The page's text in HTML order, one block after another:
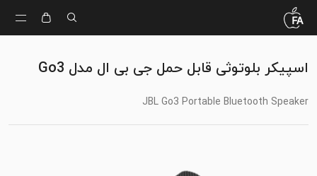
اسپیکر بلوتوثی قابل حمل جی بی ال مدل Go3
JBL Go3 Portable Bluetooth Speaker